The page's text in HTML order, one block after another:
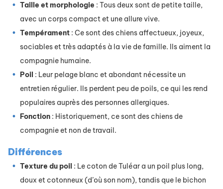
Taille et morphologie : Tous deux sont de petite taille,
avec un corps compact et une allure vive.
Tempérament : Ce sont des chiens affectueux, joyeux,
sociables et très adaptés à la vie de famille. Ils aiment la
compagnie humaine.
Poil : Leur pelage blanc et abondant nécessite un
entretien régulier. Ils perdent peu de poils, ce qui les rend
populaires auprès des personnes allergiques.
Fonction : Historiquement, ce sont des chiens de
compagnie et non de travail.
Différences
Texture du poil : Le coton de Tuléar a un poil plus long,
doux et cotonneux (d’où son nom), tandis que le bichon